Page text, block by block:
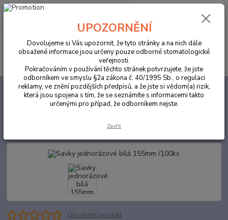
0,00 Kč
Úvod ORDINACE Savky jednorázové bílá 155mm /100ks
Savky jednorázové bílá 155mm
Ohodnotit produkt
UPOZORNĚNÍ
Dovolujeme si Vás upozornit, že tyto stránky a na nich dále
obsažené informace jsou určeny pouze odborné stomatologické
veřejnosti.
Pokračováním v používání těchto stránek potvrzujete, že jste
odborníkem ve smyslu §2a zákona č. 40/1995 Sb., o regulaci
reklamy, ve znění pozdějších předpisů, a že jste si vědom(a) rizik,
která jsou spojena s tím, že se seznámíte s informacemi takto
určenými pro případ, že odborníkem nejste.
Zavřít